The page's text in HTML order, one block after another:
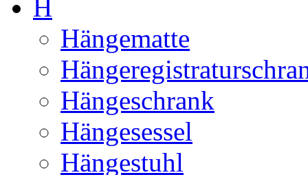
H
Hängematte
Hängeschrank
Hängesessel
Hängestuhl